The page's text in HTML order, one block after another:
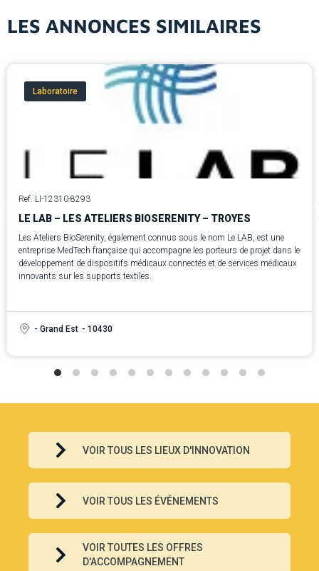
LES ANNONCES SIMILAIRES
Laboratoire
Ref. LI-12310-8293
LE LAB – LES ATELIERS BIOSERENITY – TROYES
Les Ateliers BioSerenity, également connus sous le nom Le LAB, est une
entreprise MedTech française qui accompagne les porteurs de projet dans le
développement de dispositifs médicaux connectés et de services médicaux
innovants sur les supports textiles.
- Grand Est - 10430
VOIR TOUS LES LIEUX D'INNOVATION
VOIR TOUS LES ÉVÉNEMENTS
VOIR TOUTES LES OFFRES
D'ACCOMPAGNEMENT